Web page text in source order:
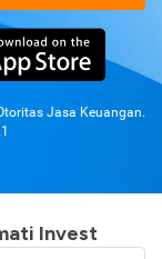
Jasa Keuangan.
Invest